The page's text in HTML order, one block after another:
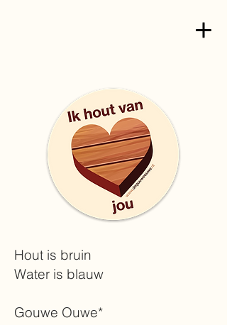
Hout is bruin
Water is blauw
Gouwe Ouwe*